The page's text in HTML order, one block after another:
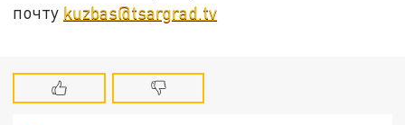
почту kuzbas@tsargrad.tv